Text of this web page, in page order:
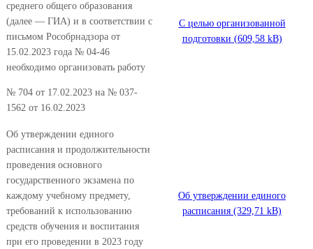
среднего общего образования
(далее — ГИА) и в соответствии с
письмом Рособрнадзора от
15.02.2023 года № 04-46
необходимо организовать работу
№ 704 от 17.02.2023 на № 037-
1562 от 16.02.2023
С целью организованной
подготовки
Об утверждении единого
расписания и продолжительности
проведения основного
государственного экзамена по
каждому учебному предмету,
требований к использованию
средств обучения и воспитания
при его проведении в 2023 году
Об утверждении единого
расписания